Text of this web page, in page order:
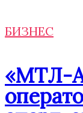
БИЗНЕС
«МТЛ-